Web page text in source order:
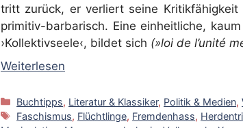
tritt zurück, er verliert seine
primitiv-barbarisch. Eine einheitliche,
›Kollektivseele‹, bildet sich (»loi de l’unité
Weiterlesen
Kategorien
Buchtipps, Literatur & Klassiker, Politik & Medien,
Schlagwörter
Faschismus, Flüchtlinge, Fremdenhass,